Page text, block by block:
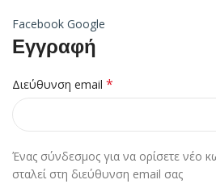
Facebook Google
Εγγραφή
Διεύθυνση email *
Ένας σύνδεσμος για να ορίσετε νέο
σταλεί στη διεύθυνση email σας